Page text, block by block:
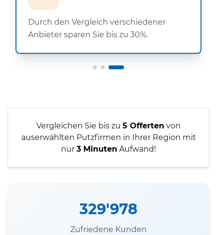
Durch den Vergleich verschiedener
Anbieter sparen Sie bis zu 30%.
Vergleichen Sie bis zu 5 Offerten von
auserwählten Putzfirmen in Ihrer Region mit
nur 3 Minuten Aufwand!
329'978
Zufriedene Kunden